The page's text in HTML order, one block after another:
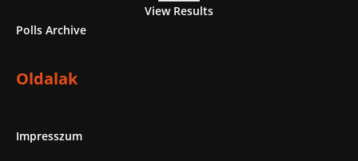
View Results
Polls Archive
Oldalak
Impresszum